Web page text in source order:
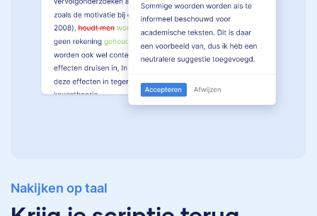
Nakijken op taal